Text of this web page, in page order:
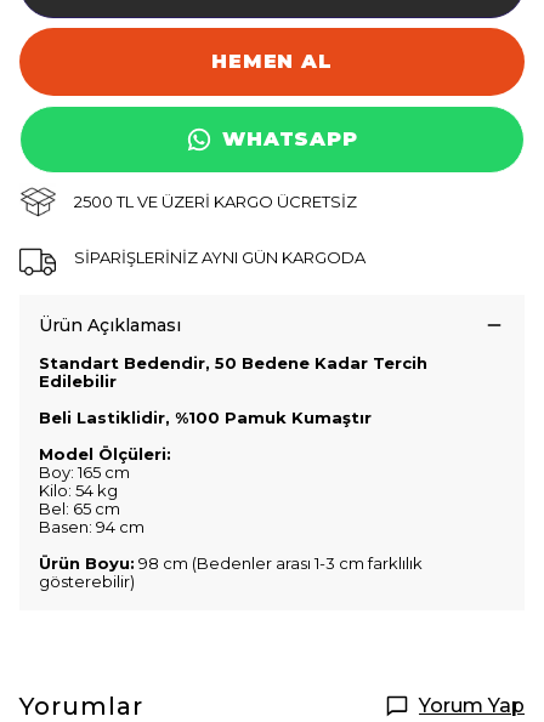
HEMEN AL
WHATSAPP
2500 TL VE ÜZERİ KARGO ÜCRETSİZ
SİPARİŞLERİNİZ AYNI GÜN KARGODA
Ürün Açıklaması
Standart Bedendir, 50 Bedene Kadar Tercih
Edilebilir
Beli Lastiklidir, %100 Pamuk Kumaştır
Model Ölçüleri:
Boy: 165 cm
Kilo: 54 kg
Bel: 65 cm
Basen: 94 cm
Ürün Boyu: 98 cm (Bedenler arası 1-3 cm farklılık
gösterebilir)
Yorumlar Yorum Yap